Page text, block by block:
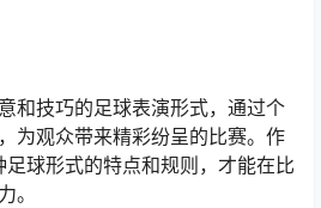
和技巧的足球表演形式，通过个
为观众带来精彩纷呈的比赛。作
球形式的特点和规则，才能在比
。